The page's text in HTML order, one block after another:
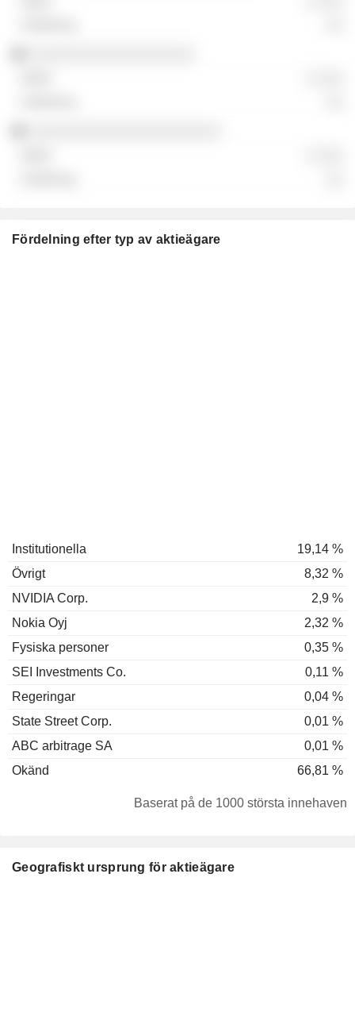
Fördelning efter typ av aktieägare
Institutionella
19,14 %
Övrigt
8,32 %
NVIDIA Corp.
2,9 %
Nokia Oyj
2,32 %
Fysiska personer
0,35 %
SEI Investments Co.
0,11 %
Regeringar
0,04 %
State Street Corp.
0,01 %
ABC arbitrage SA
0,01 %
Okänd
66,81 %
Baserat på de 1000 största innehaven
Geografiskt ursprung för aktieägare